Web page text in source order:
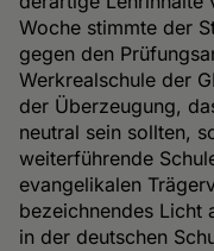
Woche stimmte der
gegen den
Werkrealschule der
der Überzeugung,
neutral sein sollten,
weiterführende
evangelikalen
bezeichnendes Licht
in der deutschen